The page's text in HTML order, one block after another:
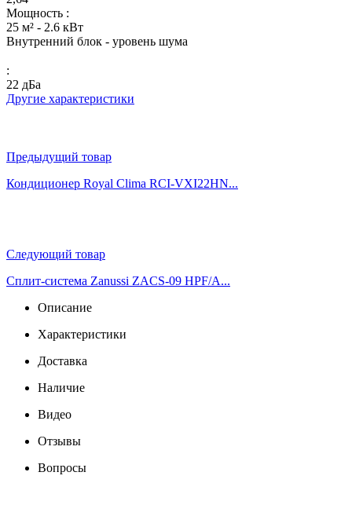
Мощность :
25 м² - 2.6 кВт
Внутренний блок - уровень шума
:
22 дБа
Другие характеристики
Предыдущий товар
Кондиционер Royal Clima RCI-VXI22HN...
Следующий товар
Сплит-система Zanussi ZACS-09 HPF/A...
Описание
Характеристики
Доставка
Наличие
Видео
Отзывы
Вопросы